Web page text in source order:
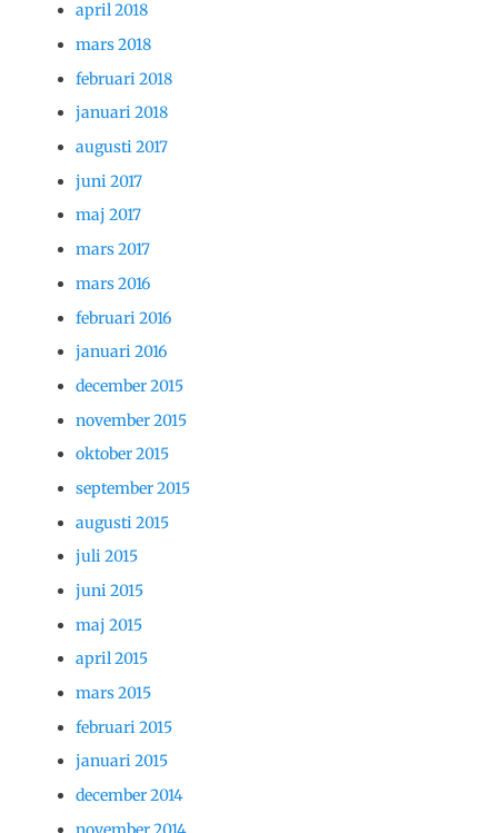
april 2018
mars 2018
februari 2018
januari 2018
augusti 2017
juni 2017
maj 2017
mars 2017
mars 2016
februari 2016
januari 2016
december 2015
november 2015
oktober 2015
september 2015
augusti 2015
juli 2015
juni 2015
maj 2015
april 2015
mars 2015
februari 2015
januari 2015
december 2014